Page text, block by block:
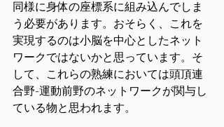
同様に身体の座標系に組み込んでしま
う必要があります。おそらく、これを
実現するのは小脳を中心としたネット
ワークではないかと思っています。そ
して、これらの熟練においては頭頂連
合野-運動前野のネットワークが関与し
ている物と思われます。